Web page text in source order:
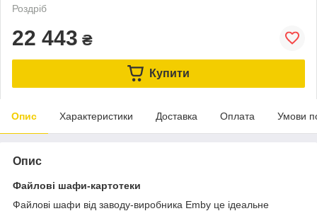
Роздріб
22 443 ₴
Купити
Опис Характеристики Доставка Оплата Умови
Опис
Файлові шафи-картотеки
Файлові шафи від заводу-виробника Emby це ідеальне